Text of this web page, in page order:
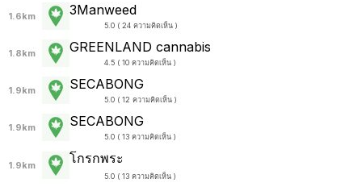
1.6km 3Manweed
5.0 ( 24 ความคิดเห็น )
1.8km GREENLAND cannabis
4.5 ( 10 ความคิดเห็น )
1.9km SECABONG
5.0 ( 12 ความคิดเห็น )
1.9km SECABONG
5.0 ( 13 ความคิดเห็น )
1.9km โกรกพระ
5.0 ( 13 ความคิดเห็น )